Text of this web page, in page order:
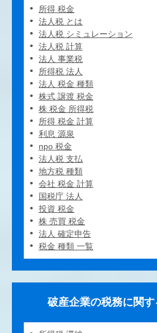
所得 税金
法人税 とは
法人税 シミュレーション
法人税 計算
法人 事業税
所得税 法人
法人 税金 種類
株式 譲渡 税金
株 税金 所得税
所得 税金 計算
利息 源泉
npo 税金
法人税 支払
地方税 種類
会社 税金 計算
国税庁 法人
投資 税金
株 売買 税金
法人 確定申告
税金 種類 一覧
破産企業の税務に関